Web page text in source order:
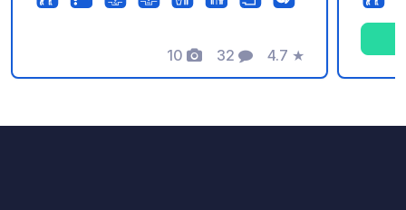
Nutzung.
10
Fotos
32
Kommentare
4.7
Bewertung
★